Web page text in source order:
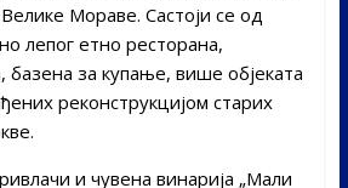
Мораве. Састоји се од
лепог етно ресторана,
базена за купање, више објеката
реконструкцијом старих
и чувена винарија „Мали